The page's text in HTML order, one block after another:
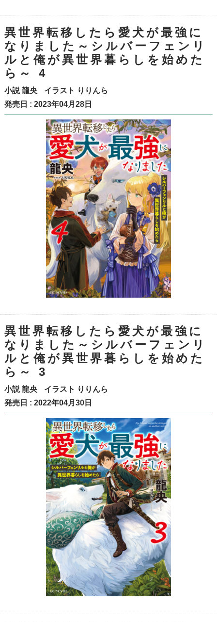
異世界転移したら愛犬が最強に
なりました～シルバーフェンリ
ルと俺が異世界暮らしを始めた
ら～ 4
小説龍央 イラスト りりんら
発売日 : 2023年04月28日
異世界転移したら愛犬が最強に
なりました～シルバーフェンリ
ルと俺が異世界暮らしを始めた
ら～ 3
小説龍央 イラスト りりんら
発売日 : 2022年04月30日